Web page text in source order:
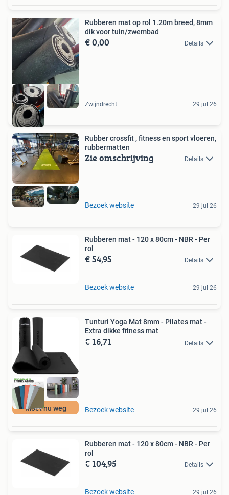
Rubberen mat op rol 1.20m breed, 8mm
dik voor tuin/zwembad
€ 0,00 Details
Zwijndrecht 29 jul 26
Rubber crossfit , fitness en sport vloeren,
rubbermatten
Zie omschrijving Details
Bezoek website 29 jul 26
Rubberen mat - 120 x 80cm - NBR - Per
rol
€ 54,95 Details
Bezoek website 29 jul 26
Moet nu weg
Tunturi Yoga Mat 8mm - Pilates mat -
Extra dikke fitness mat
€ 16,71 Details
Bezoek website 29 jul 26
Rubberen mat - 120 x 80cm - NBR - Per
rol
€ 104,95 Details
Bezoek website 29 jul 26